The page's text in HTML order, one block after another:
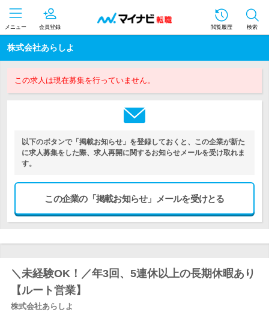
メニュー 会員登録 閲覧履歴 検索
株式会社あらしよ
この求人は現在募集を行っていません。
以下のボタンで「掲載お知らせ」を登録しておくと、この企業が新た
に求人募集をした際、求人再開に関するお知らせメールを受け取れま
す。
この企業の「掲載お知らせ」メールを受けとる
＼未経験OK！／年3回、5連休以上の長期休暇あり
【ルート営業】
株式会社あらしよ